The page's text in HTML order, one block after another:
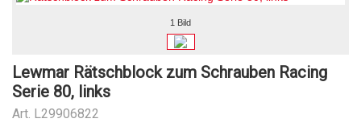
1 Bild
Lewmar Rätschblock zum Schrauben Racing
Serie 80, links
Art. L29906822